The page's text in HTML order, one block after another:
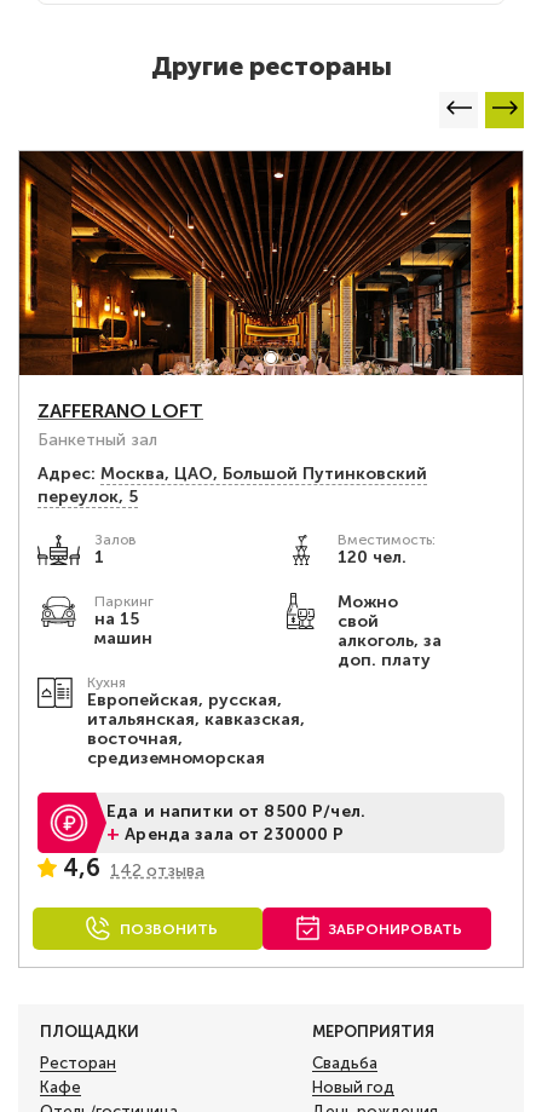
Другие рестораны
ZAFFERANO LOFT
Банкетный зал
Адрес: Москва, ЦАО, Большой Путинковский
переулок, 5
Залов
1
Вместимость:
120 чел.
Паркинг
на 15
машин
Можно
свой
алкоголь, за
доп. плату
Кухня
Европейская, русская,
итальянская, кавказская,
восточная,
средиземноморская
Еда и напитки от 8500 Р/чел.
+Аренда зала от 230000 Р
4,6 142 отзыва
ПОЗВОНИТЬ ЗАБРОНИРОВАТЬ
ПЛОЩАДКИ
Ресторан
Кафе
МЕРОПРИЯТИЯ
Свадьба
Новый год